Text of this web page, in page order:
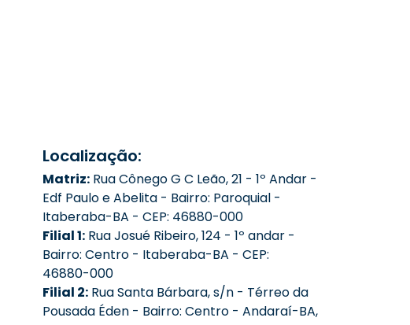
Localização:
Matriz: Rua Cônego G C Leão, 21 - 1º Andar -
Edf Paulo e Abelita - Bairro: Paroquial -
Itaberaba-BA - CEP: 46880-000
Filial 1: Rua Josué Ribeiro, 124 - 1º andar -
Bairro: Centro - Itaberaba-BA - CEP:
46880-000
Filial 2: Rua Santa Bárbara, s/n - Térreo da
Pousada Éden - Bairro: Centro - Andaraí-BA,